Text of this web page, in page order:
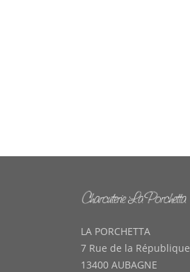
LA PORCHETTA
7 Rue de la République
13400 AUBAGNE